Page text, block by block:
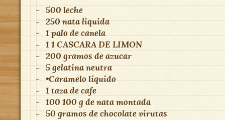
- 500leche
- 250nata liquida
- 1 palodecanela
- 1 1 CASCARA DE LIMON
- 200 gramos deazucar
- 5gelatina neutra
- •Caramelo líquido
- 1 tazadecafe
- 100 100 g de nata montada
- 50 gramosdechocolate virutas